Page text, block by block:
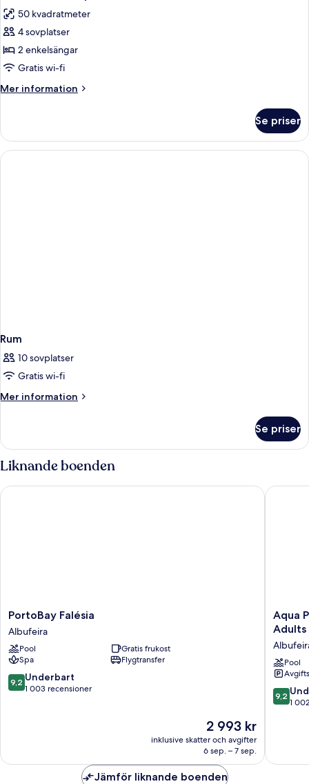
foton
för
One
Bedroom
Apartment
Deluxe
50 kvadratmeter
4 sovplatser
2 enkelsängar
Gratis wi-fi
Mer information
Mer
Bedroom
Apartment
Deluxe
Se priser
Rum
10 sovplatser
Gratis wi-fi
Mer information
Mer
Se priser
Liknande boenden
PortoBay
Falésia
Albufeira
PortoBay Falésia
Albufeira
Pool
Gratis frukost
Spa
Flygtransfer
9.2
av
9,2 Underbart
1 003 recensioner
Priset
2 993 kr
2 993 kr
inklusive skatter och avgifter
6 sep. – 7 sep.
PortoBay Falésia
Aqua
Pedra
Bicos
Design
Beach
Hotel
-
Aqua
Adults
Pool
9.2
av
9,2
1
Aqua
Jämför liknande boenden